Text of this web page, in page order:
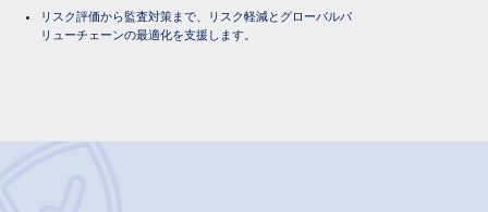
リスク評価から監査対策まで、リスク軽減とグローバルバ
リューチェーンの最適化を支援します。